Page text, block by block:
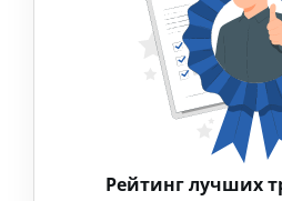
Рейтинг лучших